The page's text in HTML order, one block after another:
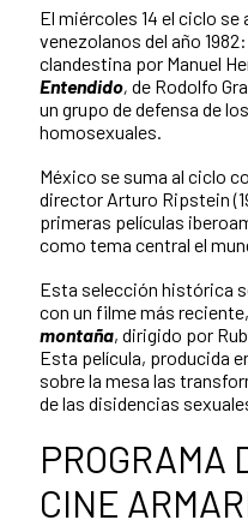
El miércoles 14 el ciclo
venezolanos del año 1982:
clandestina por Manuel
Entendido, de Rodolfo
un grupo de defensa de
homosexuales.
México se suma al ciclo
director Arturo Ripstein
primeras películas
como tema central el
Esta selección histórica
con un filme más reciente,
montaña, dirigido por
Esta película, producida
sobre la mesa las
de las disidencias
PROGRAMA
CINE